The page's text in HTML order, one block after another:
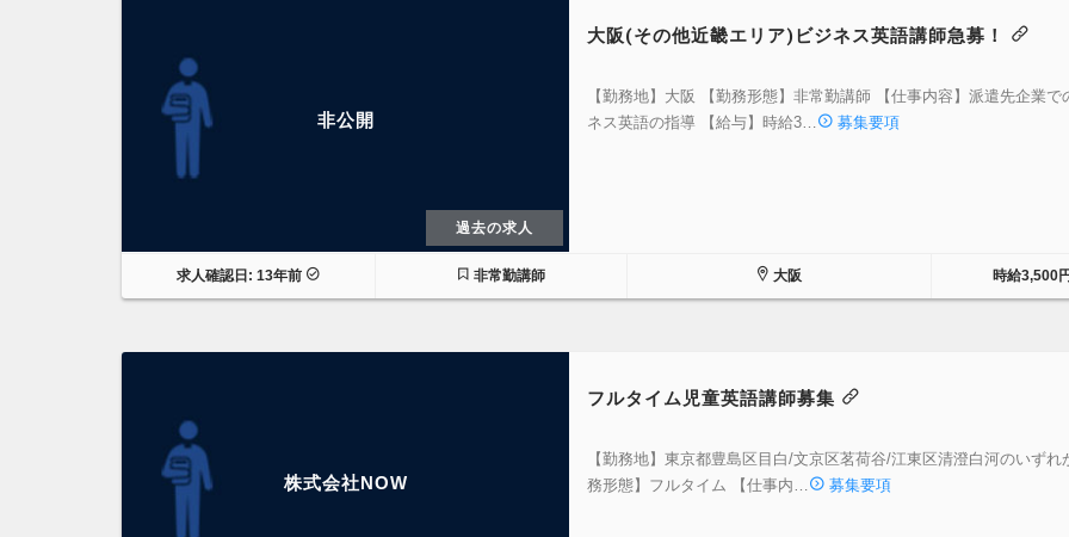
非公開
過去の求人
大阪(その他近畿エリア)ビジネス英語講師急募！
【勤務地】大阪 【勤務形態】非常勤講師 【仕事内容】派遣先企業で
ネス英語の指導 【給与】時給3…
募集要項
求人確認日: 13年前 非常勤講師 大阪 時給3,500円
株式会社NOW
フルタイム児童英語講師募集
【勤務地】東京都豊島区目白/文京区茗荷谷/江東区清澄白河のいずれ
務形態】フルタイム 【仕事内…
募集要項